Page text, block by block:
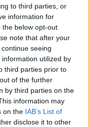
to third parties, or
information for
the below opt-out
note that after your
seeing
utilized by
third parties prior to
of the further
by third parties on the
information may
on the IAB’s List of
disclose it to other